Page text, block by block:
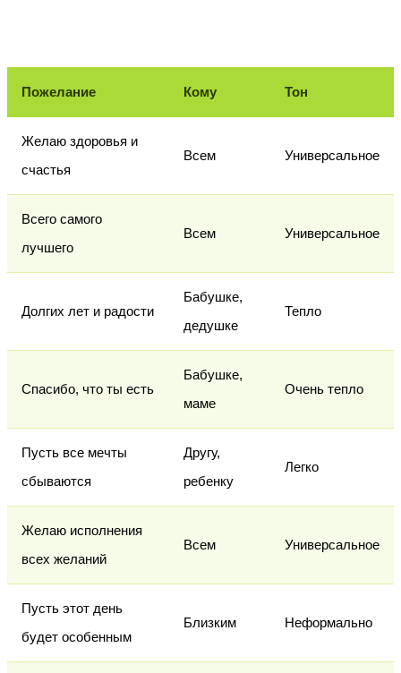
Пожелание Кому Тон
Желаю здоровья и
счастья
Всем Универсальное
Всего самого
лучшего
Всем Универсальное
Долгих лет и радости
Бабушке,
дедушке
Тепло
Спасибо, что ты есть
Бабушке,
маме
Очень тепло
Пусть все мечты
сбываются
Другу,
ребенку
Легко
Желаю исполнения
всех желаний
Всем Универсальное
Пусть этот день
будет особенным
Близким Неформально